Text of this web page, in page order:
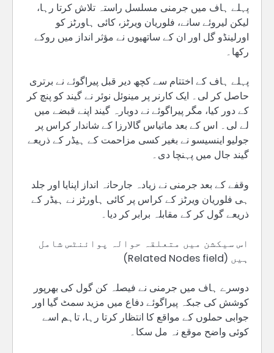
پہلے ہاف میں جرمنی مسلسل راستہ تلاش کرتا رہا،
لیکن لیروئے سانے، فلوریان ویرٹز، کائی ہاورٹز کو
اورلینڈو گل اور ان کے ساتھیوں نے مؤثر انداز میں روکے
رکھا۔
پہلے ہاف کے اختتام سے کچھ دیر قبل پیراگوئے نے برتری
حاصل کر لی۔ ایک کارنر پر مینوئل نوئر نے گیند کو پنچ کر
کے دور کیا، مگر پیراگوئے نے دوبارہ گیند اپنے قبضے میں
لے لی۔ اس کے بعد ماتیاس گالارزا کے شاندار کراس پر
جولیو اینسیسو نے بغیر کسی مزاحمت کے ہیڈر کے ذریعے
گیند جال میں پہنچا دی۔
وقفے کے بعد جرمنی نے زیادہ جارحانہ انداز اپنایا اور جلد
ہی فلوریان ویرٹز کے کراس پر کائی ہاورٹز نے ہیڈر کے
ذریعے گول کر کے مقابلہ برابر کر دیا۔
اس سیکشن میں متعلقہ حوالہ پوائنٹس شامل
ہیں (Related Nodes field)
دوسرے ہاف میں جرمنی نے فیصلہ کن گول کی بھرپور
کوشش کی جبکہ پیراگوئے دفاع میں مزید سمٹ گیا اور
جوابی حملوں کے مواقع کا انتظار کرتا رہا، تاہم اسے
کوئی واضح موقع نہ مل سکا۔